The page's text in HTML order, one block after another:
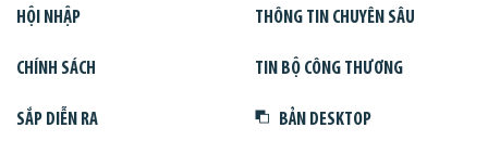
HỘI NHẬP THÔNG TIN CHUYÊN SÂU
CHÍNH SÁCH TIN BỘ CÔNG THƯƠNG
SẮP DIỄN RA BẢN DESKTOP